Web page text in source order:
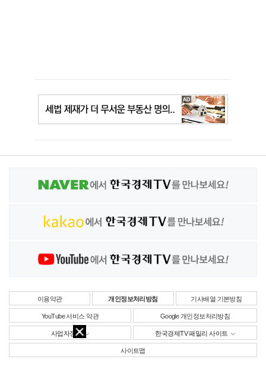
이용약관 개인정보처리방침 기사배열 기본방침
YouTube 서비스 약관 Google 개인정보처리방침
사업자정보 한국경제TV 패밀리 사이트
사이트맵